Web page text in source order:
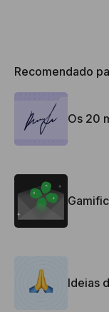
Recomendado
Os 20
Ideias